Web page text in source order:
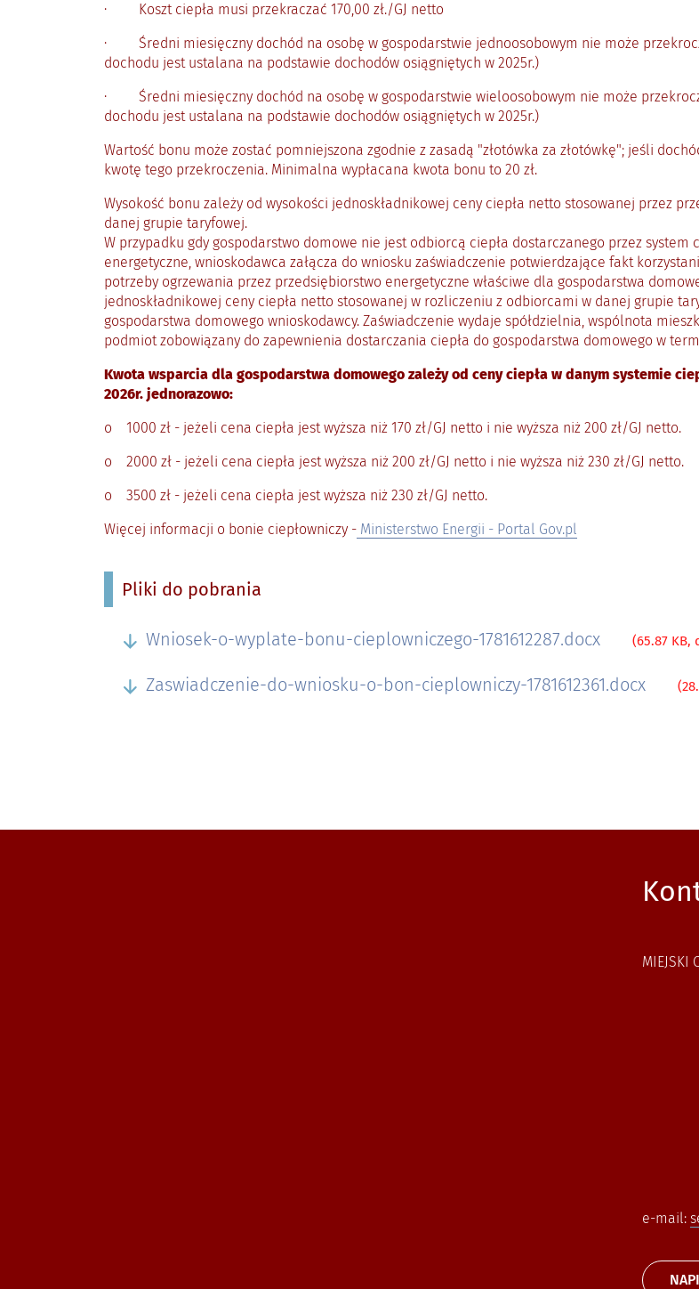
· Koszt ciepła musi przekraczać 170,00 zł./GJ netto
· Średni miesięczny dochód na osobę w gospodarstwie jednoosobowym nie może
dochodu jest ustalana na podstawie dochodów osiągniętych w 2025r.)
· Średni miesięczny dochód na osobę w gospodarstwie wieloosobowym nie może
dochodu jest ustalana na podstawie dochodów osiągniętych w 2025r.)
Wartość bonu może zostać pomniejszona zgodnie z zasadą "złotówka za złotówkę"; jeśli
kwotę tego przekroczenia. Minimalna wypłacana kwota bonu to 20 zł.
Wysokość bonu zależy od wysokości jednoskładnikowej ceny ciepła netto stosowanej przez
danej grupie taryfowej.
W przypadku gdy gospodarstwo domowe nie jest odbiorcą ciepła dostarczanego przez
energetyczne, wnioskodawca załącza do wniosku zaświadczenie potwierdzające fakt
potrzeby ogrzewania przez przedsiębiorstwo energetyczne właściwe dla gospodarstwa
jednoskładnikowej ceny ciepła netto stosowanej w rozliczeniu z odbiorcami w danej grupie
gospodarstwa domowego wnioskodawcy. Zaświadczenie wydaje spółdzielnia, wspólnota
podmiot zobowiązany do zapewnienia dostarczania ciepła do gospodarstwa domowego w
Kwota wsparcia dla gospodarstwa domowego zależy od ceny ciepła w danym systemie
2026r. jednorazowo:
o 1000 zł - jeżeli cena ciepła jest wyższa niż 170 zł/GJ netto i nie wyższa niż 200 zł/GJ netto.
o 2000 zł - jeżeli cena ciepła jest wyższa niż 200 zł/GJ netto i nie wyższa niż 230 zł/GJ netto.
o 3500 zł - jeżeli cena ciepła jest wyższa niż 230 zł/GJ netto.
Więcej informacji o bonie ciepłowniczy - Ministerstwo Energii - Portal Gov.pl
Pliki do pobrania
Wniosek-o-wyplate-bonu-cieplowniczego-1781612287.docx (65.87 KB,
Zaswiadczenie-do-wniosku-o-bon-cieplowniczy-1781612361.docx
MIEJSKI
e-mail: